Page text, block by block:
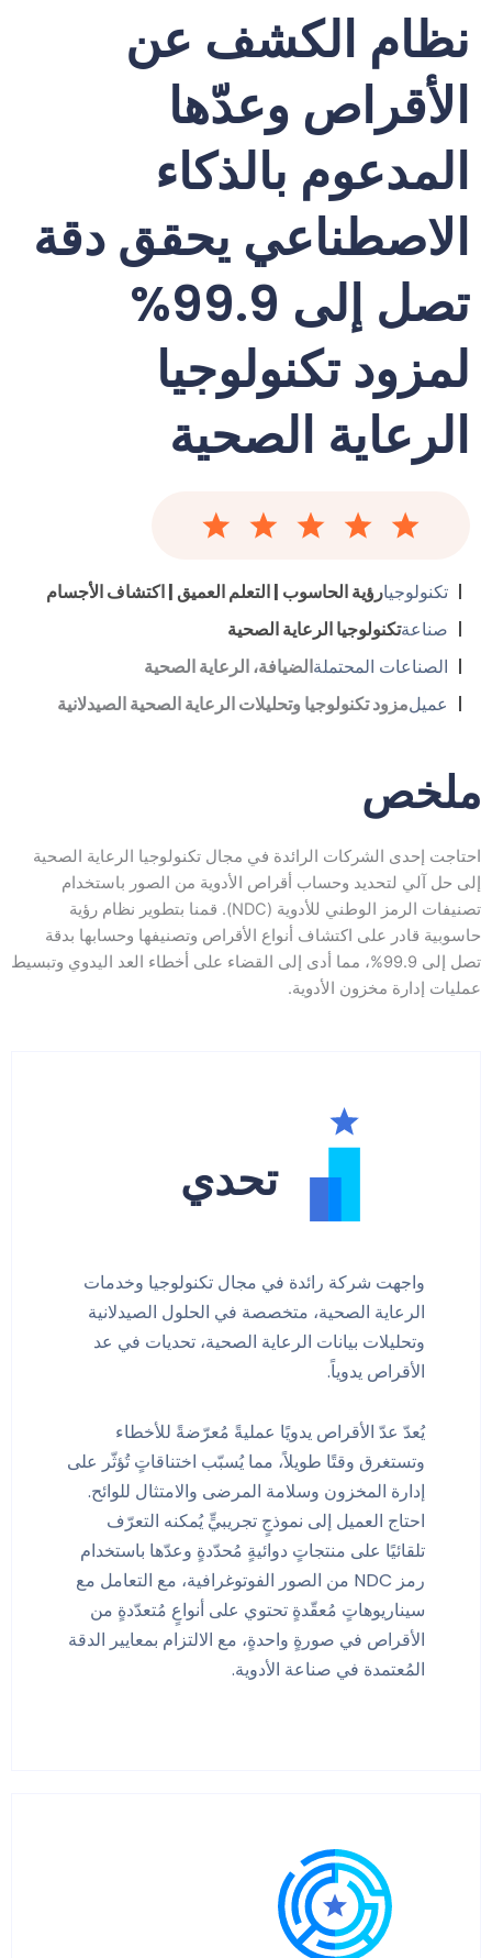
نظام الكشف عن
الأقراص وعدّها
المدعوم بالذكاء
الاصطناعي يحقق دقة
تصل إلى 99.9%
لمزود تكنولوجيا
الرعاية الصحية
تكنولوجيارؤية الحاسوب | التعلم العميق | اكتشاف الأجسام
صناعةتكنولوجيا الرعاية الصحية
الصناعات المحتملةالضيافة، الرعاية الصحية
عميلمزود تكنولوجيا وتحليلات الرعاية الصحية الصيدلانية
ملخص
احتاجت إحدى الشركات الرائدة في مجال تكنولوجيا الرعاية الصحية
إلى حل آلي لتحديد وحساب أقراص الأدوية من الصور باستخدام
تصنيفات الرمز الوطني للأدوية (NDC). قمنا بتطوير نظام رؤية
حاسوبية قادر على اكتشاف أنواع الأقراص وتصنيفها وحسابها بدقة
تصل إلى 99.9%، مما أدى إلى القضاء على أخطاء العد اليدوي وتبسيط
عمليات إدارة مخزون الأدوية.
تحدي
واجهت شركة رائدة في مجال تكنولوجيا وخدمات
الرعاية الصحية، متخصصة في الحلول الصيدلانية
وتحليلات بيانات الرعاية الصحية، تحديات في عد
الأقراص يدوياً.
يُعدّ عدّ الأقراص يدويًا عمليةً مُعرّضةً للأخطاء
وتستغرق وقتًا طويلاً، مما يُسبّب اختناقاتٍ تُؤثّر على
إدارة المخزون وسلامة المرضى والامتثال للوائح.
احتاج العميل إلى نموذجٍ تجريبيٍّ يُمكنه التعرّف
تلقائيًا على منتجاتٍ دوائيةٍ مُحدّدةٍ وعدّها باستخدام
رمز NDC من الصور الفوتوغرافية، مع التعامل مع
سيناريوهاتٍ مُعقّدةٍ تحتوي على أنواعٍ مُتعدّدةٍ من
الأقراص في صورةٍ واحدةٍ، مع الالتزام بمعايير الدقة
المُعتمدة في صناعة الأدوية.